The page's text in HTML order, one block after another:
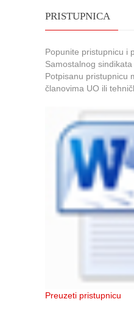
PRISTUPNICA
Popunite pristupnicu i
Samostalnog sindikata
Potpisanu pristupnicu
članovima UO ili
Preuzeti pristupnicu